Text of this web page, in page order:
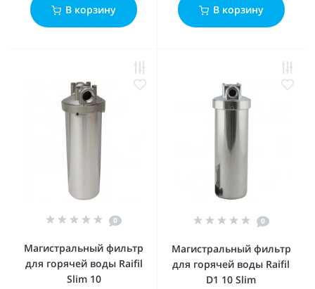
В корзину В корзину
0
Магистральный фильтр
для горячей воды Raifil
Slim 10
0
Магистральный фильтр
для горячей воды Raifil
D1 10 Slim